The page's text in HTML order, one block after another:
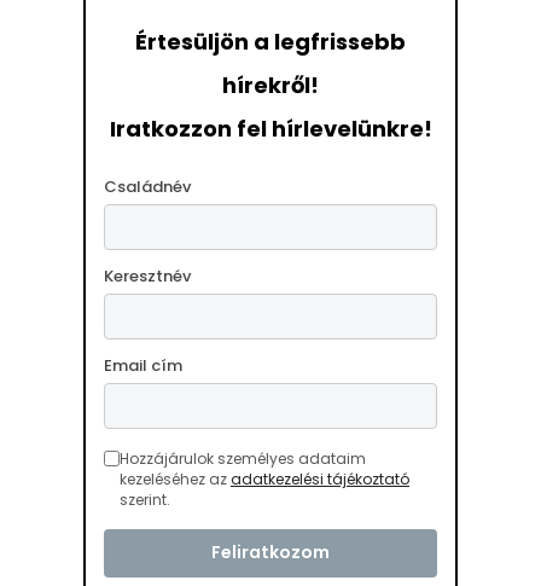
Értesüljön a legfrissebb
hírekről!
Iratkozzon fel hírlevelünkre!
Családnév
Keresztnév
Email cím
Hozzájárulok személyes adataim
kezeléséhez azadatkezelési tájékoztató
szerint.